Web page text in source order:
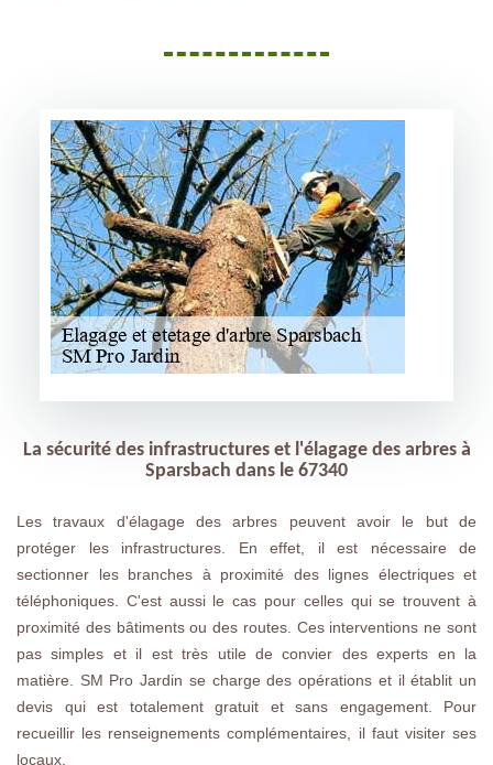
La sécurité des infrastructures et l'élagage des arbres à
Sparsbach dans le 67340
Les travaux d'élagage des arbres peuvent avoir le but de
protéger les infrastructures. En effet, il est nécessaire de
sectionner les branches à proximité des lignes électriques et
téléphoniques. C'est aussi le cas pour celles qui se trouvent à
proximité des bâtiments ou des routes. Ces interventions ne sont
pas simples et il est très utile de convier des experts en la
matière. SM Pro Jardin se charge des opérations et il établit un
devis qui est totalement gratuit et sans engagement. Pour
recueillir les renseignements complémentaires, il faut visiter ses
locaux.